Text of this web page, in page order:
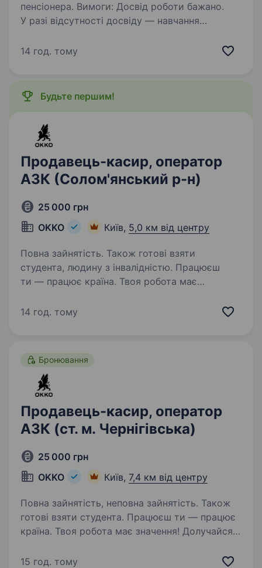
пенсіонера. Вимоги: Досвід роботи бажано.
У разі відсутності досвіду — навчання
ремонту офісної техніки. Умови роботи:
14 год. тому
Будьте першим!
Продавець-касир, оператор
АЗК (Солом'янський р-н)
25 000 грн
OKKO
Київ, 5,0 км від центру
Повна зайнятість. Також готові взяти
студента, людину з інвалідністю. Працюєш
ти — працює країна. Твоя робота має
формуймо надійний тил нашої країни разом!
14 год. тому
Бронювання
Продавець-касир, оператор
АЗК (ст. м. Чернігівська)
25 000 грн
OKKO
Київ, 7,4 км від центру
Повна зайнятість, неповна зайнятість. Також
готові взяти студента. Працюєш ти — працює
країна. Твоя робота має значення! Долучайся
нашої країни разом! Шукаємо ПРОДАВЦЯ-
15 год. тому